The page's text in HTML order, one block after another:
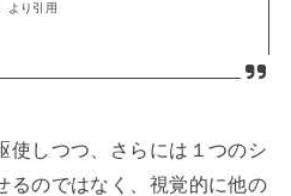
より引用
使しつつ、さらには１つのシ
るのではなく、視覚的に他の